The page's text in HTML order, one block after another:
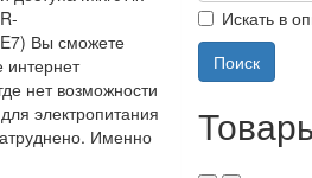
Вы сможете
интернет
нет возможности
электропитания
Именно
Искать в